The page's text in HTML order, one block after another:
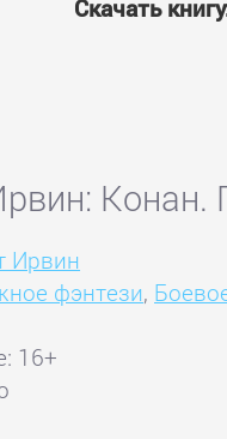
Скачать
Ирвин
фэнтези,
16+